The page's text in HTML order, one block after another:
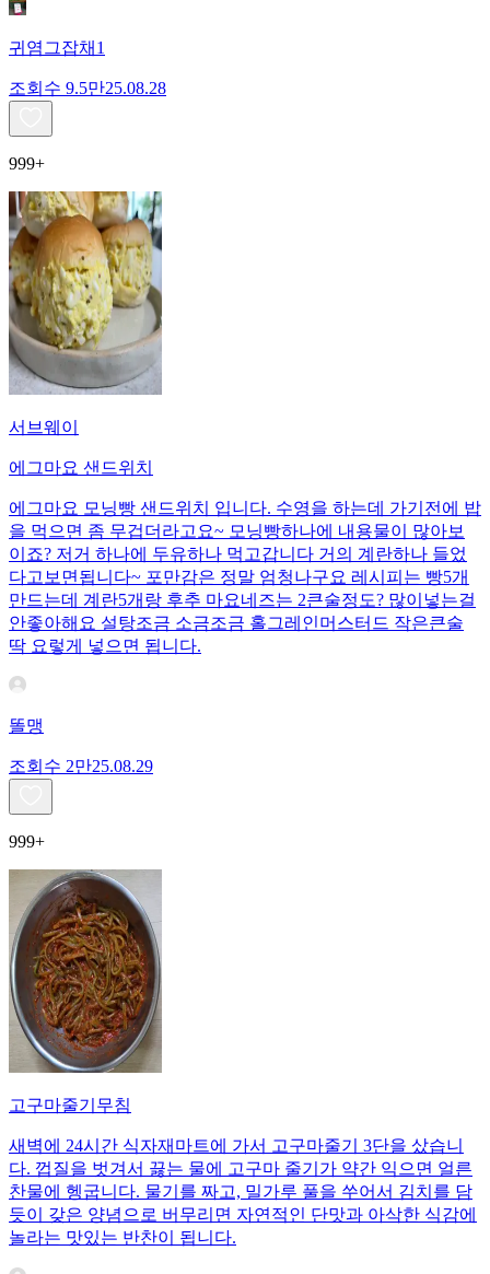
귀염그잡채1
조회수 9.5만25.08.28
999+
서브웨이
에그마요 샌드위치
에그마요 모닝빵 샌드위치 입니다. 수영을 하는데 가기전에 밥
을 먹으면 좀 무겁더라고요~ 모닝빵하나에 내용물이 많아보
이죠? 저거 하나에 두유하나 먹고갑니다 거의 계란하나 들었
다고보면됩니다~ 포만감은 정말 엄청나구요 레시피는 빵5개
만드는데 계란5개랑 후추 마요네즈는 2큰술정도? 많이넣는걸
안좋아해요 설탕조금 소금조금 홀그레인머스터드 작은큰술
딱 요렇게 넣으면 됩니다.
똘맹
조회수 2만25.08.29
999+
고구마줄기무침
새벽에 24시간 식자재마트에 가서 고구마줄기 3단을 샀습니
다. 껍질을 벗겨서 끓는 물에 고구마 줄기가 약간 익으면 얼른
찬물에 헹굽니다. 물기를 짜고, 밀가루 풀을 쑤어서 김치를 담
듯이 갖은 양념으로 버무리면 자연적인 단맛과 아삭한 식감에
놀라는 맛있는 반찬이 됩니다.